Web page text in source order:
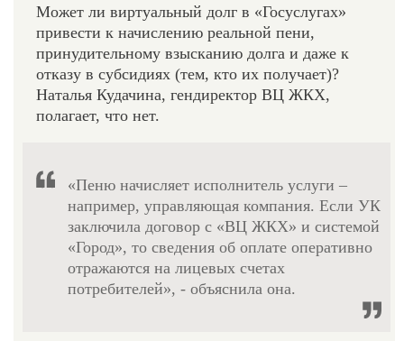
Может ли виртуальный долг в «Госуслугах»
привести к начислению реальной пени,
принудительному взысканию долга и даже к
отказу в субсидиях (тем, кто их получает)?
Наталья Кудачина, гендиректор ВЦ ЖКХ,
полагает, что нет.
«Пеню начисляет исполнитель услуги –
например, управляющая компания. Если УК
заключила договор с «ВЦ ЖКХ» и системой
«Город», то сведения об оплате оперативно
отражаются на лицевых счетах
потребителей», - объяснила она.